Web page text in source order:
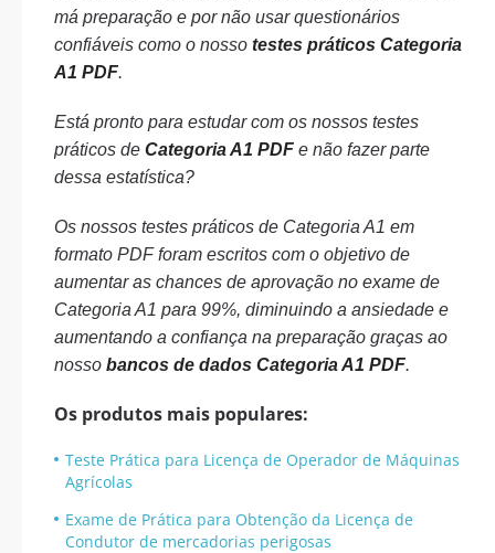
má preparação e por não usar questionários
confiáveis como o nosso testes práticos Categoria
A1 PDF.
Está pronto para estudar com os nossos testes
práticos de Categoria A1 PDF e não fazer parte
dessa estatística?
Os nossos testes práticos de Categoria A1 em
formato PDF foram escritos com o objetivo de
aumentar as chances de aprovação no exame de
Categoria A1 para 99%, diminuindo a ansiedade e
aumentando a confiança na preparação graças ao
nosso bancos de dados Categoria A1 PDF.
Os produtos mais populares:
Teste Prática para Licença de Operador de Máquinas
Agrícolas
Exame de Prática para Obtenção da Licença de
Condutor de mercadorias perigosas